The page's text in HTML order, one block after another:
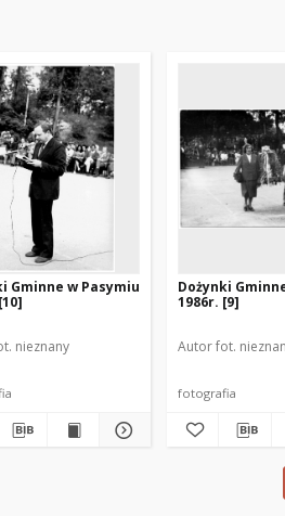
Gminne w Pasymiu
nieznany
Dożynki
1986r. [9]
Autor fot.
fotografia